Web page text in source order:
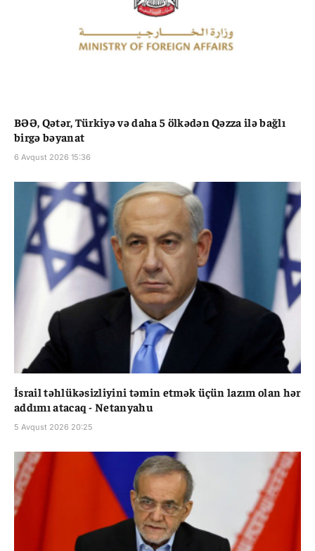
BƏƏ, Qətər, Türkiyə və daha 5 ölkədən Qəzza ilə bağlı
birgə bəyanat
6 Avqust 2026 15:36
İsrail təhlükəsizliyini təmin etmək üçün lazım olan hər
addımı atacaq - Netanyahu
5 Avqust 2026 20:25